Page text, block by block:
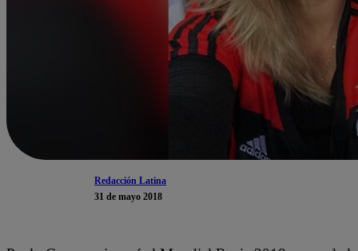
Redacción Latina
31 de mayo 2018